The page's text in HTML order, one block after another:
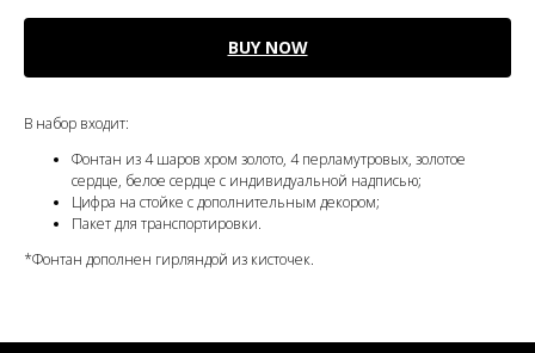
BUY NOW
В набор входит:
Фонтан из 4 шаров хром золото, 4 перламутровых, золотое
сердце, белое сердце с индивидуальной надписью;
Цифра на стойке с дополнительным декором;
Пакет для транспортировки.
*Фонтан дополнен гирляндой из кисточек.